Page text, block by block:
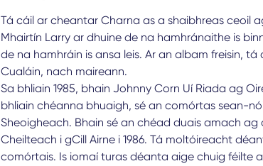
Tá cáil ar cheantar Charna as a shaibhreas ceoil
Mhairtín Larry ar dhuine de na hamhránaithe is
de na hamhráin is ansa leis. Ar an albam freisin,
Cualáin, nach maireann.
Sa bhliain 1985, bhain Johnny Corn Uí Riada ag
bhliain chéanna bhuaigh, sé an comórtas sean-
Sheoigheach. Bhain sé an chéad duais amach ag
Cheilteach i gCill Airne i 1986. Tá moltóireacht
comórtais. Is iomaí turas déanta aige chuig féilte